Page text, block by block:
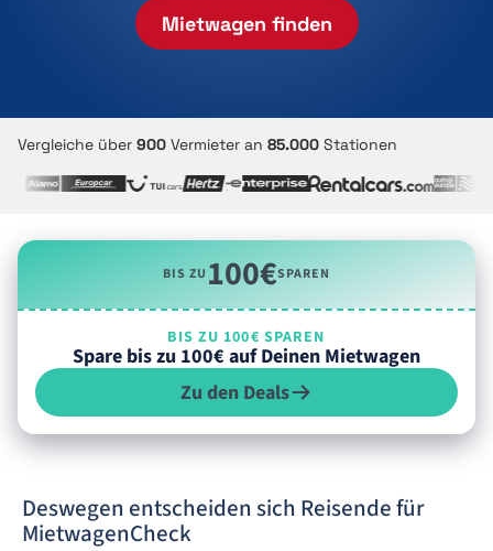
Mietwagen finden
Vergleiche über 900 Vermieter an 85.000 Stationen
BIS ZU100€SPAREN
BIS ZU 100€ SPAREN
Spare bis zu 100€ auf Deinen Mietwagen
Zu den Deals
Deswegen entscheiden sich Reisende für
MietwagenCheck